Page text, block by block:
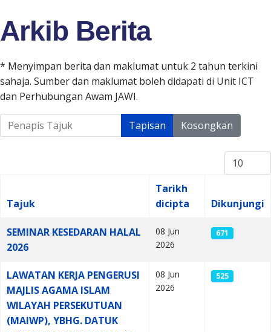
Arkib Berita
* Menyimpan berita dan maklumat untuk 2 tahun terkini
sahaja. Sumber dan maklumat boleh didapati di Unit ICT
dan Perhubungan Awam JAWI.
Penapis Tajuk
Tapisan Kosongkan
Papar #
Tajuk
Tarikh
dicipta
Dikunjungi
SEMINAR KESEDARAN HALAL
2026
08 Jun
2026
671
LAWATAN KERJA PENGERUSI
MAJLIS AGAMA ISLAM
WILAYAH PERSEKUTUAN
(MAIWP), YBHG. DATUK
08 Jun
2026
525